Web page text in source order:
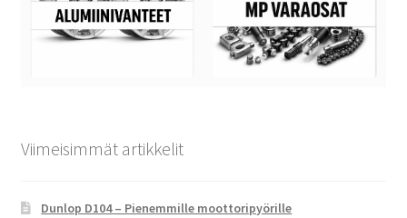
Viimeisimmät artikkelit
Dunlop D104 – Pienemmille moottoripyörille